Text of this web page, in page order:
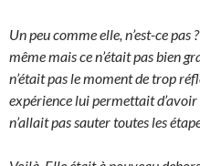
Un peu comme elle, n’est-ce
même mais ce n’était pas bien
n’était pas le moment de trop
expérience lui permettait
n’allait pas sauter toutes les